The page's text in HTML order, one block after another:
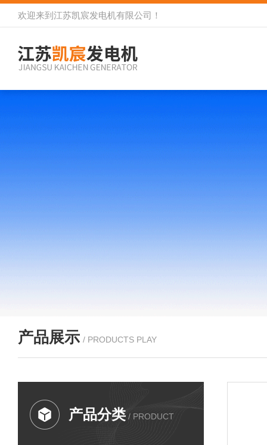
欢迎来到 江苏凯宸发电机有限公司 ！
产品展示 / PRODUCTS PLAY
产品分类 / PRODUCT